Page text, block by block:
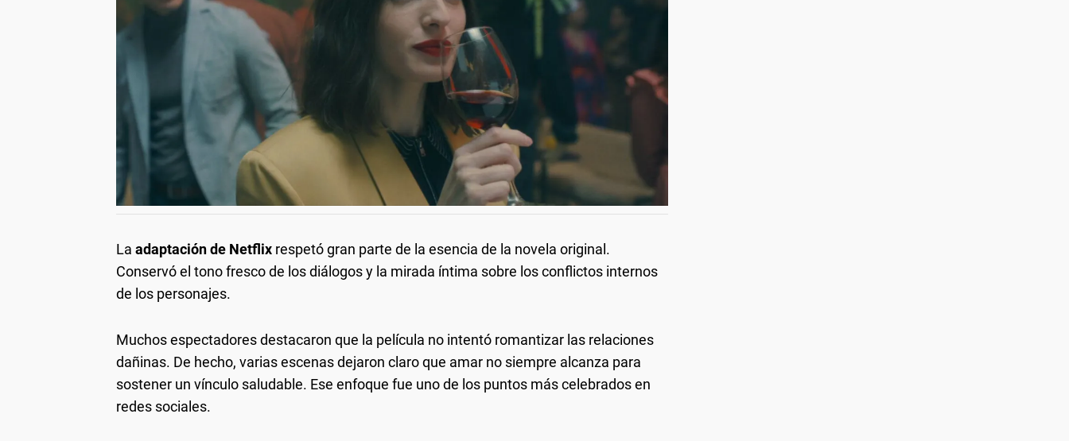
La adaptación de Netflix respetó gran parte de la esencia de la novela original.
Conservó el tono fresco de los diálogos y la mirada íntima sobre los conflictos internos
de los personajes.
Muchos espectadores destacaron que la película no intentó romantizar las relaciones
dañinas. De hecho, varias escenas dejaron claro que amar no siempre alcanza para
sostener un vínculo saludable. Ese enfoque fue uno de los puntos más celebrados en
redes sociales.